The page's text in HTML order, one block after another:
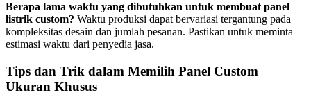
Berapa lama waktu yang dibutuhkan untuk membuat panel
listrik custom? Waktu produksi dapat bervariasi tergantung pada
kompleksitas desain dan jumlah pesanan. Pastikan untuk meminta
estimasi waktu dari penyedia jasa.
Tips dan Trik dalam Memilih Panel Custom
Ukuran Khusus